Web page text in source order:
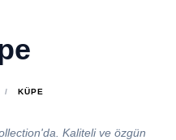
/ KÜPE
Kaliteli ve özgün